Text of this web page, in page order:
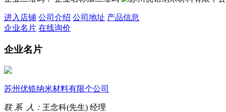
进入店铺 公司介绍 公司地址 产品信息
企业名片 在线询价
企业名片
苏州优锆纳米材料有限个公司
联 系 人： 王念科(先生) 经理